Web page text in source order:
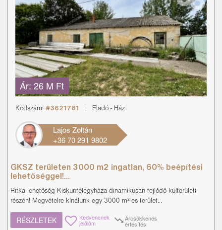
Ár: 26 M Ft
Kódszám: #3621781 Eladó - Ház
Lajos Zoltán
+36 70 291 9802
GKSZ területen 3000 m2 ingatlan, 60% beépítési
lehetőséggel!...
Ritka lehetőség Kiskunfélegyháza dinamikusan fejlődő külterületi
részén! Megvételre kínálunk egy 3000 m²-es terület...
RÉSZLETEK Kedvencnek
jelölöm
Árcsökkenés
értesítés